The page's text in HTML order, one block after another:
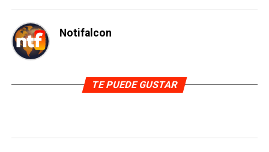
Notifalcon
TE PUEDE GUSTAR